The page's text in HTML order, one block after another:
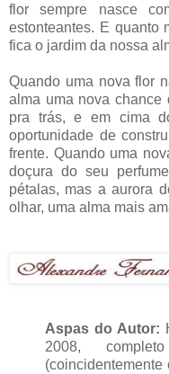
flor sempre nasce
estonteantes. E quanto
fica o jardim da nossa
Quando uma nova flor
alma uma nova chance
pra trás, e em cima
oportunidade de
frente. Quando uma
doçura do seu
pétalas, mas a aurora
olhar, uma alma mais
Aspas do Autor:
2008,
(coincidentemente